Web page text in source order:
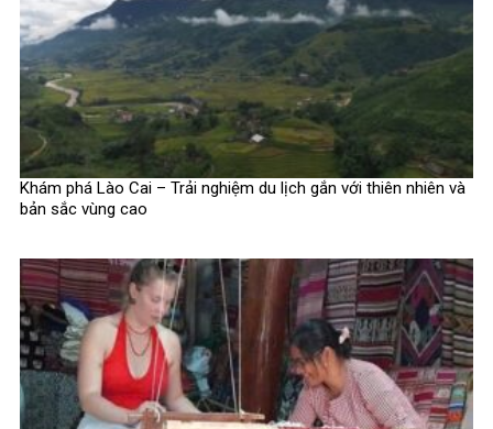
Khám phá Lào Cai – Trải nghiệm du lịch gắn với thiên nhiên và
bản sắc vùng cao